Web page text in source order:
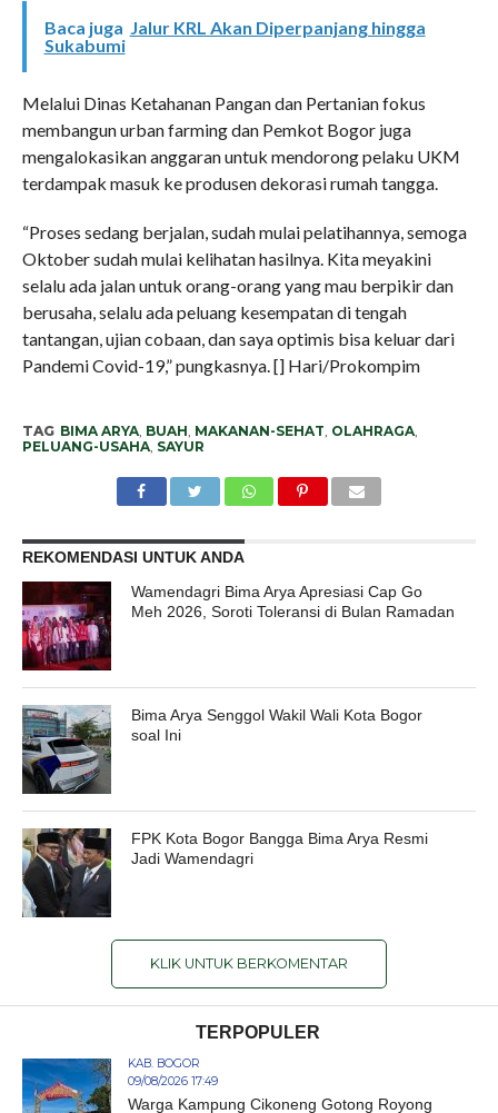
Baca juga Jalur KRL Akan Diperpanjang hingga
Sukabumi
Melalui Dinas Ketahanan Pangan dan Pertanian fokus
membangun urban farming dan Pemkot Bogor juga
mengalokasikan anggaran untuk mendorong pelaku UKM
terdampak masuk ke produsen dekorasi rumah tangga.
“Proses sedang berjalan, sudah mulai pelatihannya, semoga
Oktober sudah mulai kelihatan hasilnya. Kita meyakini
selalu ada jalan untuk orang-orang yang mau berpikir dan
berusaha, selalu ada peluang kesempatan di tengah
tantangan, ujian cobaan, dan saya optimis bisa keluar dari
Pandemi Covid-19,” pungkasnya. [] Hari/Prokompim
TAG BIMA ARYA, BUAH MAKANAN-SEHAT OLAHRAGA,
PELUANG-USAHA, SAYUR
REKOMENDASI UNTUK ANDA
Wamendagri Bima Arya Apresiasi Cap Go
Meh 2026, Soroti Toleransi di Bulan Ramadan
Bima Arya Senggol Wakil Wali Kota Bogor
soal Ini
FPK Kota Bogor Bangga Bima Arya Resmi
Jadi Wamendagri
KLIK UNTUK BERKOMENTAR
TERPOPULER
KAB. BOGOR
09/08/2026 17:49
Warga Kampung Cikoneng Gotong Royong